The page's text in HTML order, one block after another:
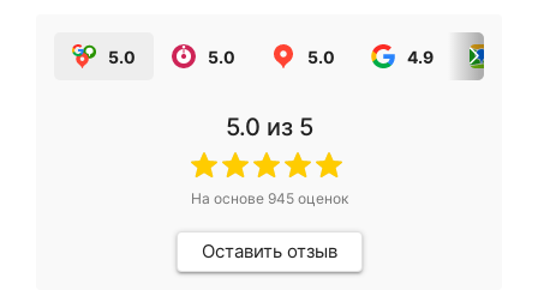
5.0 5.0 5.0 4.9
5.0 из 5
На основе 945оценок
Оставить отзыв